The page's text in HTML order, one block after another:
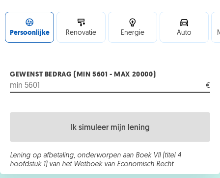
Persoonlijke Renovatie Energie Auto
GEWENST BEDRAG (MIN 5601 - MAX 20000)
€
Ik simuleer mijn lening
Lening op afbetaling, onderworpen aan Boek VII (titel 4
hoofdstuk 1) van het Wetboek van Economisch Recht